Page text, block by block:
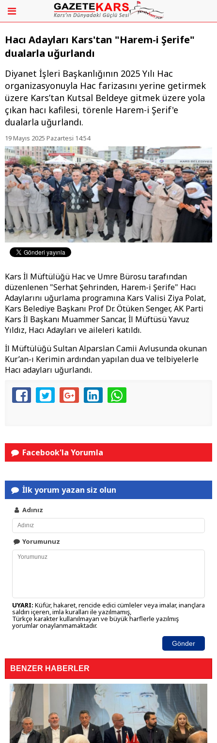
Hacı Adayları Kars'tan "Harem-i Şerife"
dualarla uğurlandı
Diyanet İşleri Başkanlığının 2025 Yılı Hac
organizasyonuyla Hac farizasını yerine getirmek
üzere Kars’tan Kutsal Beldeye gitmek üzere yola
çıkan hacı kafilesi, törenle Harem-i Şerif'e
dualarla uğurlandı.
19 Mayıs 2025 Pazartesi 14:54
Kars İl Müftülüğü Hac ve Umre Bürosu tarafından
düzenlenen "Serhat Şehrinden, Harem-i Şerife" Hacı
Adaylarını uğurlama programına Kars Valisi Ziya Polat,
Kars Belediye Başkanı Prof Dr. Ötüken Senger, AK Parti
Kars İl Başkanı Muammer Sancar, İl Müftüsü Yavuz
Yıldız, Hacı Adayları ve aileleri katıldı.
İl Müftülüğü Sultan Alparslan Camii Avlusunda okunan
Kur’an-ı Kerimin ardından yapılan dua ve telbiyelerle
Hacı adayları uğurlandı.
Facebook'la Yorumla
İlk yorum yazan siz olun
Adınız
Yorumunuz
UYARI: Küfür, hakaret, rencide edici cümleler veya imalar, inançlara
saldırı içeren, imla kuralları ile yazılmamış,
Türkçe karakter kullanılmayan ve büyük harflerle yazılmış
yorumlar onaylanmamaktadır.
Gönder
BENZER HABERLER